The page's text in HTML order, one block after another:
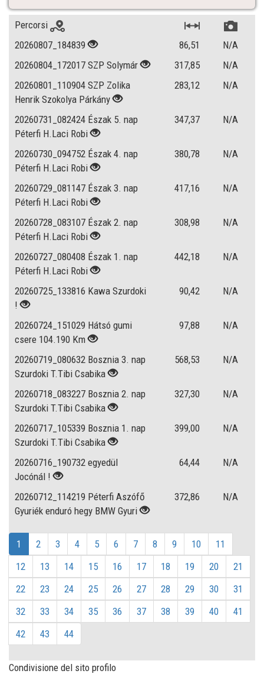
Percorsi
20260807_184839
86,51
N/A
20260804_172017 SZP Solymár
317,85
N/A
20260801_110904 SZP Zolika
Henrik Szokolya Párkány
283,12 N/A
20260731_082424 Észak 5. nap
Péterfi H.Laci Robi
347,37 N/A
20260730_094752 Észak 4. nap
Péterfi H.Laci Robi
380,78 N/A
20260729_081147 Észak 3. nap
Péterfi H.Laci Robi
417,16 N/A
20260728_083107 Észak 2. nap
Péterfi H.Laci Robi
308,98 N/A
20260727_080408 Észak 1. nap
Péterfi H.Laci Robi
442,18 N/A
20260725_133816 Kawa Szurdoki
!
90,42 N/A
20260724_151029 Hátsó gumi
csere 104.190 Km
97,88 N/A
20260719_080632 Bosznia 3. nap
Szurdoki T.Tibi Csabika
568,53 N/A
20260718_083227 Bosznia 2. nap
Szurdoki T.Tibi Csabika
327,30 N/A
20260717_105339 Bosznia 1. nap
Szurdoki T.Tibi Csabika
399,00 N/A
20260716_190732 egyedül
Jocónál !
64,44 N/A
20260712_114219 Péterfi Aszófő
Gyuriék enduró hegy BMW Gyuri
372,86 N/A
1 2 3 4 5 6 7 8 9 10
11
12
13 14 15 16 17 18 19 20
21
22
23 24 25 26 27 28 29 30
31
32
33 34 35 36 37 38 39 40
41
42
43 44
Condivisione del sito profilo